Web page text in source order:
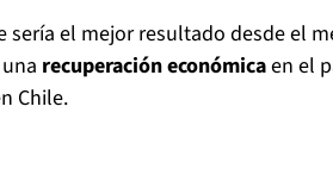
sería el mejor resultado desde el
recuperación económicaen el
Chile.